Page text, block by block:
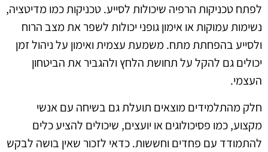
לפתח טכניקות הרפיה שיכולות לסייע. טכניקות כמו מדיטציה,
נשימות עמוקות או אימון גופני יכולות לשפר את מצב הרוח
ולסייע בהפחתת מתח. משמעת עצמית ואימון על ניהול זמן
יכולים גם להקל על תחושת הלחץ ולהגביר את הביטחון
העצמי.
חלק מהתלמידים מוצאים תועלת גם בשיחה עם אנשי
מקצוע, כמו פסיכולוגים או יועצים, שיכולים להציע כלים
להתמודד עם פחדים וחששות. כדאי לזכור שאין בושה לבקש